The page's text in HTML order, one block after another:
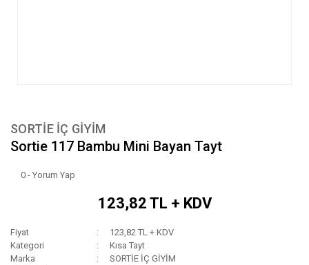
SORTİE İÇ GİYİM
Sortie 117 Bambu Mini Bayan Tayt
0 - Yorum Yap
123,82 TL + KDV
Fiyat
123,82 TL + KDV
Kategori
Kısa Tayt
Marka
SORTİE İÇ GİYİM